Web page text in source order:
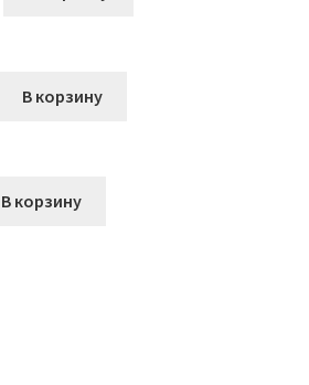
В корзину
В корзину